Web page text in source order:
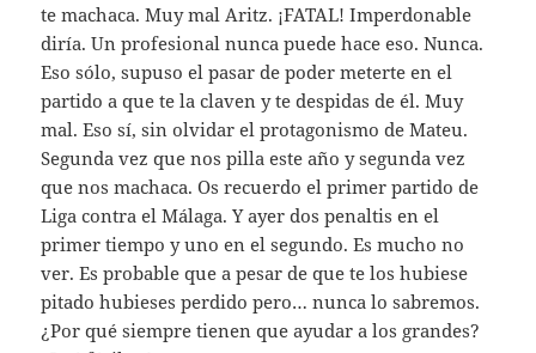
te machaca. Muy mal Aritz. ¡FATAL! Imperdonable
diría. Un profesional nunca puede hace eso. Nunca.
Eso sólo, supuso el pasar de poder meterte en el
partido a que te la claven y te despidas de él. Muy
mal. Eso sí, sin olvidar el protagonismo de Mateu.
Segunda vez que nos pilla este año y segunda vez
que nos machaca. Os recuerdo el primer partido de
Liga contra el Málaga. Y ayer dos penaltis en el
primer tiempo y uno en el segundo. Es mucho no
ver. Es probable que a pesar de que te los hubiese
pitado hubieses perdido pero… nunca lo sabremos.
¿Por qué siempre tienen que ayudar a los grandes?